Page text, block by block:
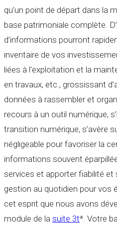
qu’un point de départ dans la
base patrimoniale complète.
d’informations pourront
inventaire de vos
liées à l’exploitation et la
en travaux, etc., grossissant
données à rassembler et
recours à un outil numérique,
transition numérique, s’avère
négligeable pour favoriser la
informations souvent
services et apporter fiabilité et
gestion au quotidien pour vos
cet esprit que nous avons
module de la suite 3t*. Votre